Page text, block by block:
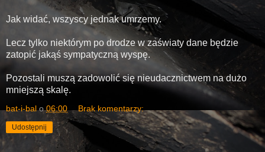
Jak widać, wszyscy jednak umrzemy.
Lecz tylko niektórym po drodze w zaświaty dane będzie
zatopić jakąś sympatyczną wyspę.
Pozostali muszą zadowolić się nieudacznictwem na dużo
mniejszą skalę.
bat-i-bal o06:00 Brak komentarzy:
Udostępnij